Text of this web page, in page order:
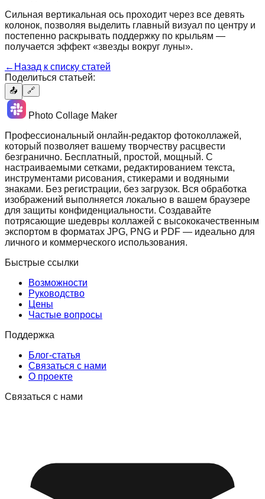
Сильная вертикальная ось проходит через все девять
колонок, позволяя выделить главный визуал по центру и
постепенно раскрывать поддержку по крыльям —
получается эффект «звезды вокруг луны».
← Назад к списку статей
Поделиться статьей:
📤 🔗
Photo Collage Maker
Профессиональный онлайн-редактор фотоколлажей,
который позволяет вашему творчеству расцвести
безгранично. Бесплатный, простой, мощный. С
настраиваемыми сетками, редактированием текста,
инструментами рисования, стикерами и водяными
знаками. Без регистрации, без загрузок. Вся обработка
изображений выполняется локально в вашем браузере
для защиты конфиденциальности. Создавайте
потрясающие шедевры коллажей с высококачественным
экспортом в форматах JPG, PNG и PDF — идеально для
личного и коммерческого использования.
Быстрые ссылки
Возможности
Руководство
Цены
Частые вопросы
Поддержка
Блог-статья
Связаться с нами
О проекте
Связаться с нами